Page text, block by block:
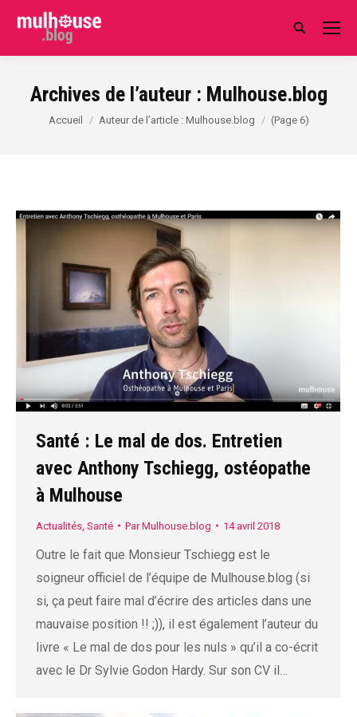
Search:
Archives de l’auteur : Mulhouse.blog
Vous êtes ici :
Accueil Auteur de l’article : Mulhouse.blog (Page 6)
Santé : Le mal de dos. Entretien
avec Anthony Tschiegg, ostéopathe
à Mulhouse
Actualités Santé ParMulhouse.blog 14 avril 2018
Outre le fait que Monsieur Tschiegg est le
soigneur officiel de l’équipe de Mulhouse.blog (si
si, ça peut faire mal d’écrire des articles dans une
mauvaise position !! ;)), il est également l’auteur du
livre « Le mal de dos pour les nuls » qu’il a co-écrit
avec le Dr Sylvie Godon Hardy. Sur son CV il…